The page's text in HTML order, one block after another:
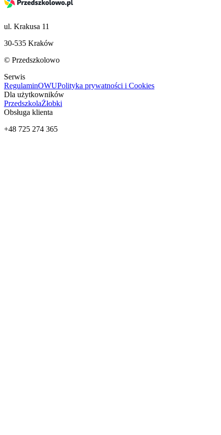
ul. Krakusa 11
30-535 Kraków
© Przedszkolowo
Serwis
RegulaminOWUPolityka prywatności i Cookies
Dla użytkowników
PrzedszkolaŻłobki
Obsługa klienta
+48 725 274 365